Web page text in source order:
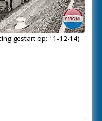
gestart op: 11-12-14)